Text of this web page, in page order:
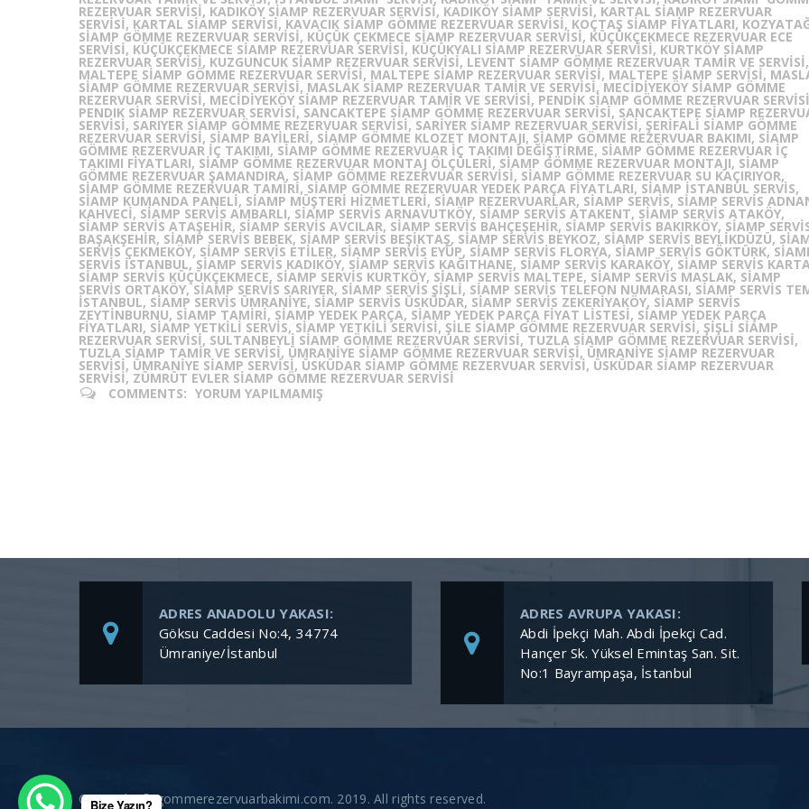
REZERVUAR SERVISI, KADIKÖY SIAMP REZERVUAR SERVISI, KADIKÖY SIAMP SERVISI, KARTAL SIAMP REZERVUAR
SERVISI, KARTAL SIAMP SERVISI, KAVACIK SIAMP GÖMME REZERVUAR SERVISI, KOÇTAŞ SIAMP FIYATLARI,
SIAMP GÖMME REZERVUAR SERVISI, KÜÇÜK ÇEKMECE SIAMP REZERVUAR SERVISI, KÜÇÜKÇEKMECE REZERVUAR ECE
SERVISI, KÜÇÜKÇEKMECE SIAMP REZERVUAR SERVISI, KÜÇÜKYALI SIAMP REZERVUAR SERVISI, KURTKÖY SIAMP
REZERVUAR SERVISI, KUZGUNCUK SIAMP REZERVUAR SERVISI, LEVENT SIAMP GÖMME REZERVUAR TAMIR VE SERVISI,
MALTEPE SIAMP GÖMME REZERVUAR SERVISI, MALTEPE SIAMP REZERVUAR SERVISI, MALTEPE SIAMP SERVISI,
SIAMP GÖMME REZERVUAR SERVISI, MASLAK SIAMP REZERVUAR TAMIR VE SERVISI, MECIDIYEKÖY SIAMP GÖMME
REZERVUAR SERVISI, MECIDIYEKÖY SIAMP REZERVUAR TAMIR VE SERVISI, PENDIK SIAMP GÖMME REZERVUAR
PENDIK SIAMP REZERVUAR SERVISI, SANCAKTEPE SIAMP GÖMME REZERVUAR SERVISI, SANCAKTEPE SIAMP
SERVISI, SARIYER SIAMP GÖMME REZERVUAR SERVISI, SARIYER SIAMP REZERVUAR SERVISI, ŞERIFALI SIAMP GÖMME
REZERVUAR SERVISI, SIAMP BAYILERI, SIAMP GÖMME KLOZET MONTAJI, SIAMP GÖMME REZERVUAR BAKIMI, SIAMP
GÖMME REZERVUAR İÇ TAKIMI, SIAMP GÖMME REZERVUAR İÇ TAKIMI DEĞIŞTIRME, SIAMP GÖMME REZERVUAR İÇ
TAKIMI FIYATLARI, SIAMP GÖMME REZERVUAR MONTAJ ÖLÇÜLERI, SIAMP GÖMME REZERVUAR MONTAJI, SIAMP
GÖMME REZERVUAR ŞAMANDIRA, SIAMP GÖMME REZERVUAR SERVISI, SIAMP GÖMME REZERVUAR SU KAÇIRIYOR,
SIAMP GÖMME REZERVUAR TAMIRI, SIAMP GÖMME REZERVUAR YEDEK PARÇA FIYATLARI, SIAMP ISTANBUL SERVIS,
SIAMP KUMANDA PANELI, SIAMP MÜŞTERI HIZMETLERI, SIAMP REZERVUARLAR, SIAMP SERVIS, SIAMP SERVIS
KAHVECI, SIAMP SERVIS AMBARLI, SIAMP SERVIS ARNAVUTKÖY, SIAMP SERVIS ATAKENT, SIAMP SERVIS ATAKÖY,
SIAMP SERVIS ATAŞEHIR, SIAMP SERVIS AVCILAR, SIAMP SERVIS BAHÇEŞEHIR, SIAMP SERVIS BAKIRKÖY, SIAMP
BAŞAKŞEHIR, SIAMP SERVIS BEBEK, SIAMP SERVIS BEŞIKTAŞ, SIAMP SERVIS BEYKOZ, SIAMP SERVIS BEYLIKDÜZÜ,
SERVIS ÇEKMEKÖY, SIAMP SERVIS ETILER, SIAMP SERVIS EYÜP, SIAMP SERVIS FLORYA, SIAMP SERVIS GÖKTÜRK,
SERVIS ISTANBUL, SIAMP SERVIS KADIKÖY, SIAMP SERVIS KAĞITHANE, SIAMP SERVIS KARAKÖY, SIAMP SERVIS
SIAMP SERVIS KÜÇÜKÇEKMECE, SIAMP SERVIS KURTKÖY, SIAMP SERVIS MALTEPE, SIAMP SERVIS MASLAK, SIAMP
SERVIS ORTAKÖY, SIAMP SERVIS SARIYER, SIAMP SERVIS ŞIŞLI, SIAMP SERVIS TELEFON NUMARASI, SIAMP SERVIS
ISTANBUL, SIAMP SERVIS ÜMRANIYE, SIAMP SERVIS ÜSKÜDAR, SIAMP SERVIS ZEKERIYAKÖY, SIAMP SERVIS
ZEYTINBURNU, SIAMP TAMIRI, SIAMP YEDEK PARÇA, SIAMP YEDEK PARÇA FIYAT LISTESI, SIAMP YEDEK PARÇA
FIYATLARI, SIAMP YETKILI SERVIS, SIAMP YETKILI SERVISI, ŞİLE SIAMP GÖMME REZERVUAR SERVISI, ŞIŞLI SIAMP
REZERVUAR SERVISI, SULTANBEYLİ SIAMP GÖMME REZERVUAR SERVISI, TUZLA SIAMP GÖMME REZERVUAR SERVISI,
TUZLA SIAMP TAMIR VE SERVISI, ÜMRANIYE SIAMP GÖMME REZERVUAR SERVISI, ÜMRANIYE SIAMP REZERVUAR
SERVISI, ÜMRANIYE SIAMP SERVISI, ÜSKÜDAR SIAMP GÖMME REZERVUAR SERVISI, ÜSKÜDAR SIAMP REZERVUAR
SERVISI, ZÜMRÜT EVLER SIAMP GÖMME REZERVUAR SERVISI
COMMENTS: YORUM YAPILMAMIŞ
ADRES ANADOLU YAKASI:
Göksu Caddesi No:4, 34774
Ümraniye/İstanbul
ADRES AVRUPA YAKASI:
Abdi İpekçi Mah. Abdi İpekçi Cad.
Hançer Sk. Yüksel Emintaş San. Sit.
No:1 Bayrampaşa, İstanbul
Copyright © gommerezervuarbakimi.com. 2019. All rights reserved.
Bize Yazın?